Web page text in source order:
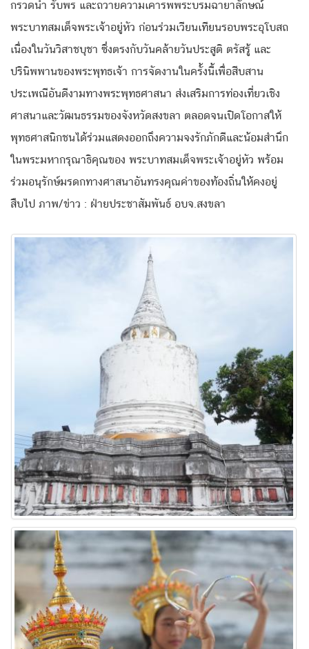
กรวดน้ำ รับพร และถวายความเคารพพระบรมฉายาลักษณ์
พระบาทสมเด็จพระเจ้าอยู่หัว ก่อนร่วมเวียนเทียนรอบพระอุโบสถ
เนื่องในวันวิสาชบุชา ซึ่งตรงกับวันคล้ายวันประสูติ ตรัสรู้ และ
ปรินิพพานของพระพุทธเจ้า การจัดงานในครั้งนี้เพื่อสีบสาน
ประเพณีอันดีงามทางพระพุทธศาสนา ส่งเสริมการท่องเที่ยวเชิง
ศาสนาและวัฒนธรรมของจังหวัดสงขลา ตลอดจนเปิดโอกาสให้
พุทธศาสนิกชนได้ร่วมแสดงออกถึงความจงรักภักดีและน้อมสำนึก
ในพระมหากรุณาธิคุณของ พระบาทสมเด็จพระเจ้าอยู่หัว พร้อม
ร่วมอนุรักษ์มรดกทางศาสนาอันทรงคุณค่าของท้องถิ่นให้คงอยู่
สืบไป ภาพ/ข่าว : ฝ่ายประชาสัมพันธ์ อบจ.สงขลา